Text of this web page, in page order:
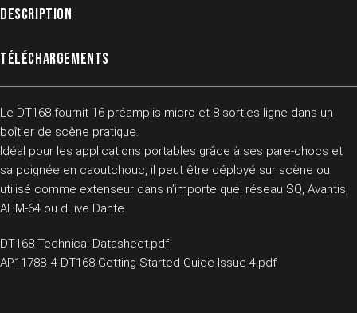
DESCRIPTION
TÉLÉCHARGEMENTS
Le DT168 fournit 16 préamplis micro et 8 sorties ligne dans un
boîtier de scène pratique.
Idéal pour les applications portables grâce à ses pare-chocs et
sa poignée en caoutchouc, il peut être déployé sur scène ou
utilisé comme extenseur dans n’importe quel réseau SQ, Avantis,
AHM-64 ou dLive Dante.
DT168-Technical-Datasheet.pdf
AP11788_4-DT168-Getting-Started-Guide-Issue-4.pdf